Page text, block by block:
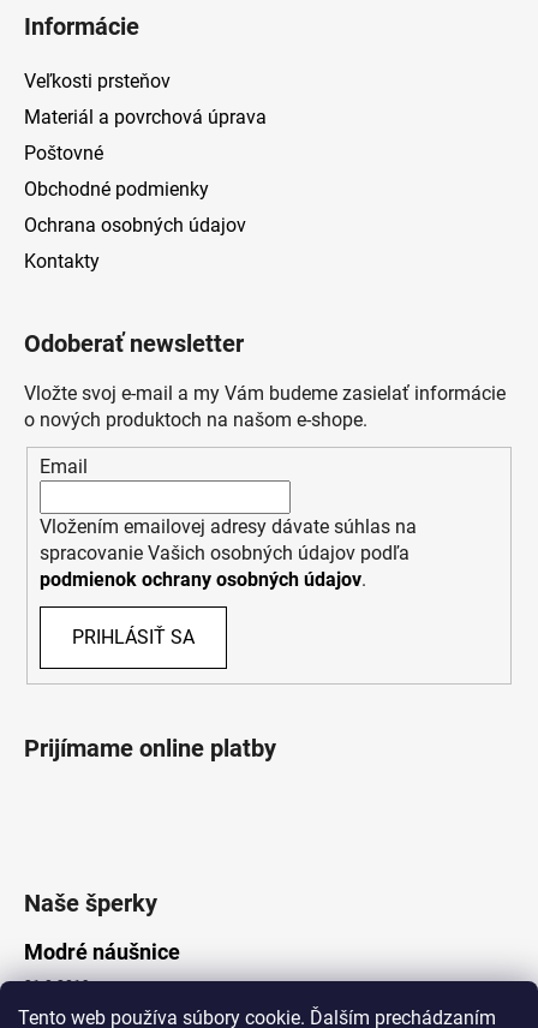
Tento web používa súbory cookie. Ďalším prechádzaním
Informácie
Veľkosti prsteňov
Materiál a povrchová úprava
Poštovné
Obchodné podmienky
Ochrana osobných údajov
Kontakty
Odoberať newsletter
Vložte svoj e-mail a my Vám budeme zasielať informácie
o nových produktoch na našom e-shope.
Email
Vložením emailovej adresy dávate súhlas na
spracovanie Vašich osobných údajov podľa
podmienok ochrany osobných údajov.
PRIHLÁSIŤ SA
Prijímame online platby
Naše šperky
Modré náušnice
21.8.2019